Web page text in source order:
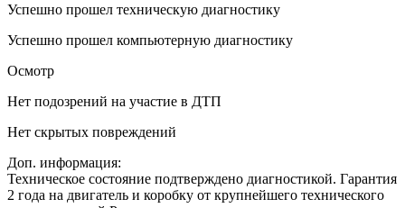
Успешно прошел техническую диагностику
Успешно прошел компьютерную диагностику
Осмотр
Нет подозрений на участие в ДТП
Нет скрытых повреждений
Доп. информация:
Техническое состояние подтверждено диагностикой. Гарантия
2 года на двигатель и коробку от крупнейшего технического